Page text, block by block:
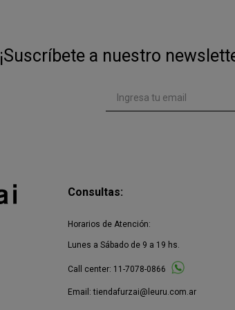
¡Suscríbete a nuestro
Consultas:
Horarios de Atención:
Lunes a Sábado de 9 a 19 hs.
Call center: 11-7078-0866
Email:tiendafurzai@leuru.com.ar